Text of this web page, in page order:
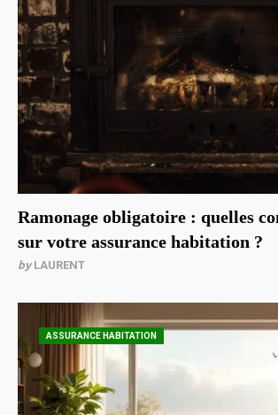
Ramonage obligatoire : quelles
sur votre assurance habitation ?
byLAURENT
ASSURANCE HABITATION